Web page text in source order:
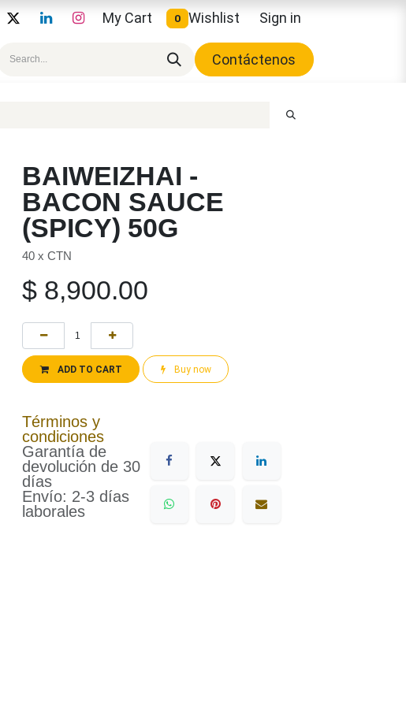
My Cart 0 Wishlist Sign in
Contáctenos
BAIWEIZHAI -
BACON SAUCE
(SPICY) 50G
40 x CTN
$ 8,900.00
ADD TO CART Buy now
Términos y
condiciones
Garantía de
devolución de 30
días
Envío: 2-3 días
laborales